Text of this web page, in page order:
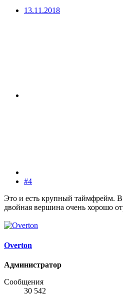
13.11.2018
#4
Это и есть крупный таймфрейм.
двойная вершина очень хорошо
Overton
Администратор
Сообщения
30 542